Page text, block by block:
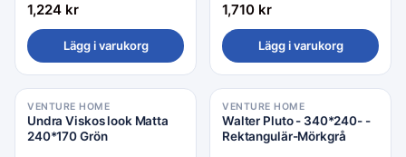
1,224 kr
Lägg i varukorg
1,710 kr
Lägg i varukorg
Rea −27%
VENTURE HOME
Undra Viskos look Matta
240*170 Grön
Rea −25%
VENTURE HOME
Walter Pluto - 340*240- -
Rektangulär-Mörkgrå